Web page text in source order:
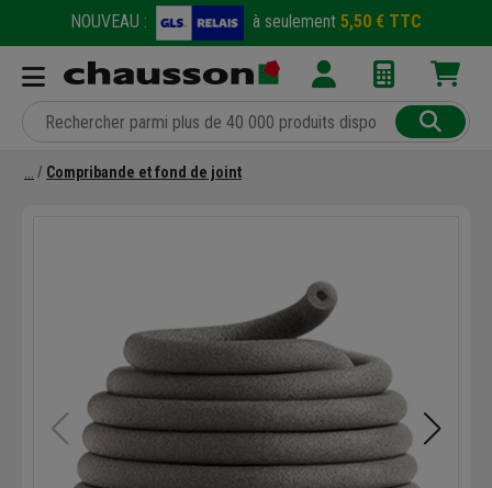
NOUVEAU : à seulement 5,50 € TTC
Compribande et fond de joint